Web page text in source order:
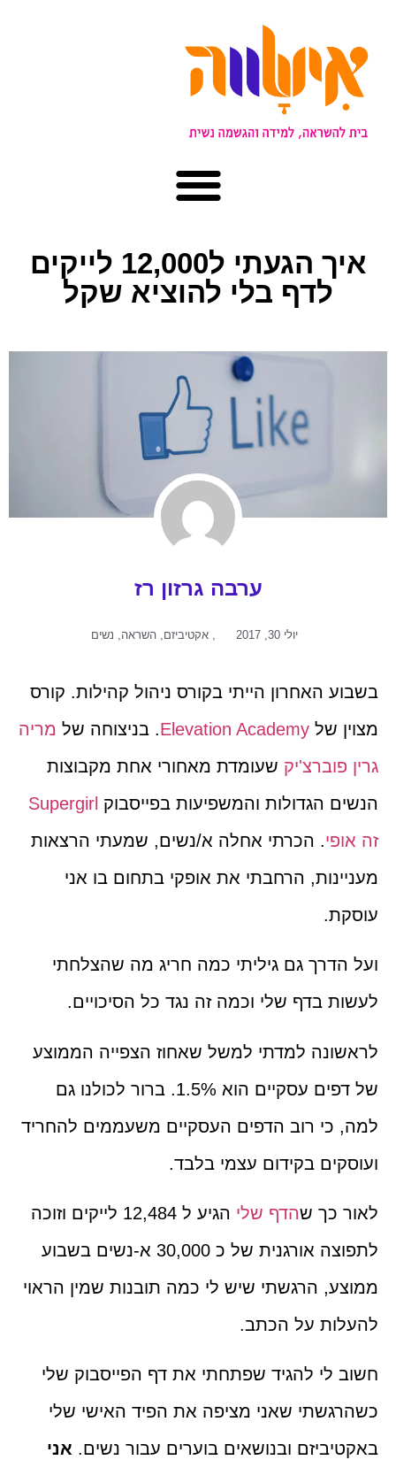
איך הגעתי ל12,000 לייקים
לדף בלי להוציא שקל
ערבה גרזון רז
אקטיביזם,השראה,נשים
בשבוע האחרון הייתי בקורס ניהול קהילות. קורס
מצוין שלElevation Academy. בניצוחה שלמריה
גרין פוברצ'יקשעומדת מאחורי אחת מקבוצות
הנשים הגדולות והמשפיעות בפייסבוקSupergirl
זה אופי. הכרתי אחלה א/נשים, שמעתי הרצאות
מעניינות, הרחבתי את אופקי בתחום בו אני
עוסקת.
ועל הדרך גם גיליתי כמה חריג מה שהצלחתי
לעשות בדף שלי וכמה זה נגד כל הסיכויים.
לראשונה למדתי למשל שאחוז הצפייה הממוצע
של דפים עסקיים הוא 1.5%. ברור לכולנו גם
למה, כי רוב הדפים העסקיים משעממים להחריד
ועוסקים בקידום עצמי בלבד.
לאור כך ש הדף שלי
הגיע ל 12,484 לייקים וזוכה
לתפוצה אורגנית של כ 30,000 א-נשים בשבוע
ממוצע, הרגשתי שיש לי כמה תובנות שמין הראוי
להעלות על הכתב.
חשוב לי להגיד שפתחתי את דף הפייסבוק שלי
כשהרגשתי שאני מציפה את הפיד האישי שלי
באקטיביזם ובנושאים בוערים עבור נשים.אני